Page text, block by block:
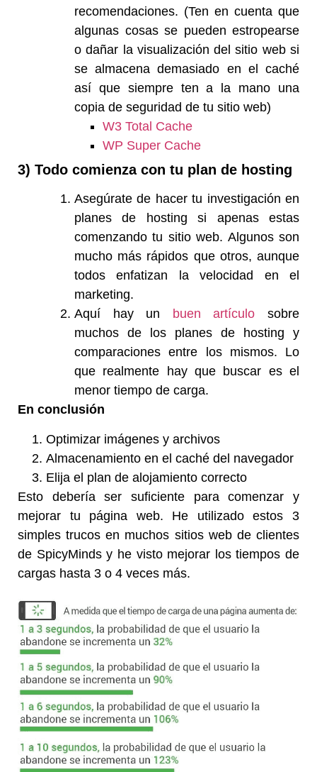
recomendaciones. (Ten en cuenta que
algunas cosas se pueden estropearse
o dañar la visualización del sitio web si
se almacena demasiado en el caché
así que siempre ten a la mano una
copia de seguridad de tu sitio web)
W3 Total Cache
WP Super Cache
3) Todo comienza con tu plan de hosting
Asegúrate de hacer tu investigación en
planes de hosting si apenas estas
comenzando tu sitio web. Algunos son
mucho más rápidos que otros, aunque
todos enfatizan la velocidad en el
marketing.
Aquí hay un
buen artículo sobre
muchos de los planes de hosting y
comparaciones entre los mismos. Lo
que realmente hay que buscar es el
menor tiempo de carga.
En conclusión
Optimizar imágenes y archivos
Almacenamiento en el caché del navegador
Elija el plan de alojamiento correcto
Esto debería ser suficiente para comenzar y
mejorar tu página web. He utilizado estos 3
simples trucos en muchos sitios web de clientes
de SpicyMinds y he visto mejorar los tiempos de
cargas hasta 3 o 4 veces más.